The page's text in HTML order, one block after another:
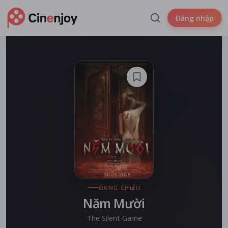
Đăng nhập
ĐANG CHIẾU
Năm Mười
The Silent Game